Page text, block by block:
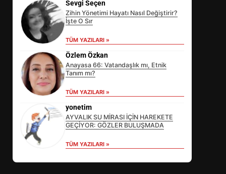
Sevgi Seçen
Zihin Yönetimi Hayatı Nasıl Değiştirir?
İşte O Sır
TÜM YAZILARI »
Özlem Özkan
Anayasa 66: Vatandaşlık mı, Etnik
Tanım mı?
TÜM YAZILARI »
yonetim
AYVALIK SU MİRASI İÇİN HAREKETE
GEÇİYOR: GÖZLER BULUŞMADA
TÜM YAZILARI »